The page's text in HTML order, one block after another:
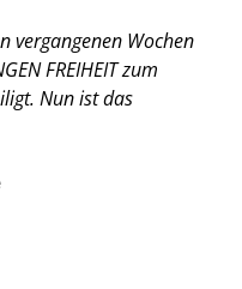
vergangenen Wochen
FREIHEIT zum
Nun ist das